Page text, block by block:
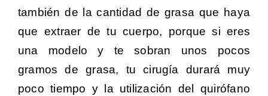
también de la cantidad de grasa que haya
que extraer de tu cuerpo, porque si eres
una modelo y te sobran unos pocos
gramos de grasa, tu cirugía durará muy
poco tiempo y la utilización del quirófano